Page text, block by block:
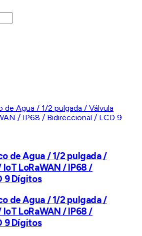
de Agua / 1/2 pulgada /
LoRaWAN / IP68 /
9 Dígitos
de Agua / 1/2 pulgada /
LoRaWAN / IP68 /
9 Dígitos